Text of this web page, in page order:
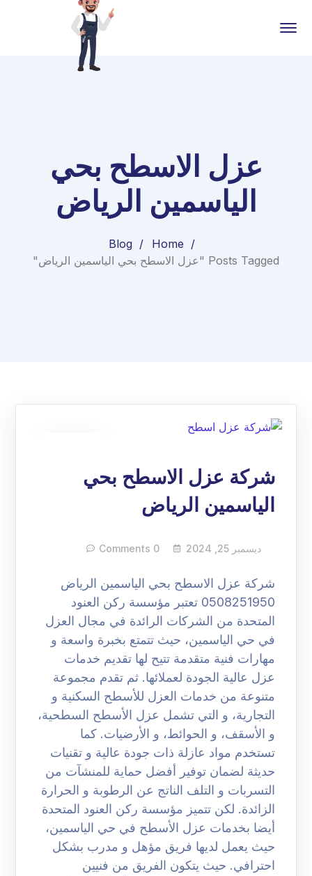
عزل الاسطح بحي
الياسمين الرياض
Home
Blog
Posts Tagged "عزل الاسطح بحي الياسمين الرياض"
شركة عزل الاسطح بحي
الياسمين الرياض
ديسمبر 25, 2024 0 Comments
شركة عزل الاسطح بحي الياسمين الرياض
0508251950 تعتبر مؤسسة ركن العنود
المتحدة من الشركات الرائدة في مجال العزل
في حي الياسمين، حيث تتمتع بخبرة واسعة و
مهارات فنية متقدمة تتيح لها تقديم خدمات
عزل عالية الجودة لعملائها. ثم تقدم مجموعة
متنوعة من خدمات العزل للأسطح السكنية و
التجارية، و التي تشمل عزل الأسطح السطحية،
و الأسقف، و الحوائط، و الأرضيات. كما
تستخدم مواد عازلة ذات جودة عالية و تقنيات
حديثة لضمان توفير أفضل حماية للمنشآت من
التسربات و التلف الناتج عن الرطوبة و الحرارة
الزائدة. لكن تتميز مؤسسة ركن العنود المتحدة
أيضا بخدمات عزل الأسطح في حي الياسمين،
حيث يعمل لديها فريق مؤهل و مدرب بشكل
احترافي. حيث يتكون الفريق من فنيين